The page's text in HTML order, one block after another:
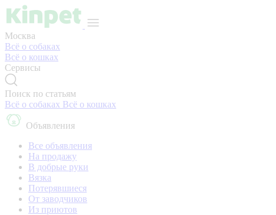
Москва
Всё о собаках
Всё о кошках
Сервисы
Поиск по статьям
Всё о собаках Всё о кошках
Объявления
Все объявления
На продажу
В добрые руки
Вязка
Потерявшиеся
От заводчиков
Из приютов